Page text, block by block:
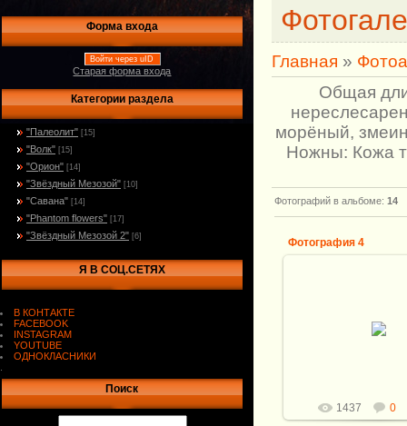
Форма входа
Войти через uID
Старая форма входа
Категории раздела
"Палеолит" [15]
"Волк" [15]
"Орион" [14]
"Звёздный Мезозой" [10]
"Савана" [14]
"Phantom flowers" [17]
"Звёздный Мезозой 2" [6]
Я В СОЦ.СЕТЯХ
В КОНТАКТЕ
FACEBOOK
INSTAGRAM
YOUTUBE
ОДНОКЛАСНИКИ
Поиск
Главная »
Общая
морёный,
Ножны: Кожа
Фотографий в альбоме: 14
Фотография 4
нереслесарен.
1437 0